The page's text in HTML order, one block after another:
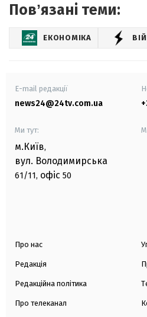
Повʼязані теми:
ЕКОНОМІКА
E-mail редакції
news24@24tv.com.ua
Ми тут:
м.Київ,
вул. Володимирська
61/11, офіс 50
Про нас
Редакція
Редакційна політика
Про телеканал